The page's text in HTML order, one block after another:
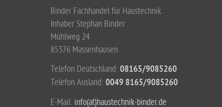
Binder Fachhandel für Haustechnik
Inhaber Stephan Binder
Mühlweg 24
85376 Massenhausen
Telefon Deutschland: 08165/9085260
Telefon Ausland: 0049 8165/9085260
E-Mail: info(at)haustechnik-binder.de